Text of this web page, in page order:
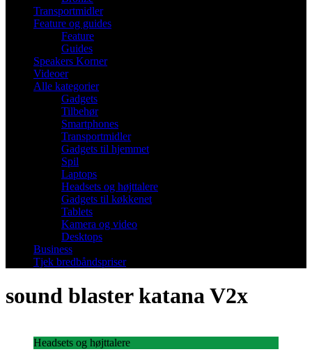
Transportmidler
Feature og guides
Feature
Guides
Speakers Korner
Videoer
Alle kategorier
Gadgets
Tilbehør
Smartphones
Transportmidler
Gadgets til hjemmet
Spil
Laptops
Headsets og højttalere
Gadgets til køkkenet
Tablets
Kamera og video
Desktops
Business
Tjek bredbåndspriser
sound blaster katana V2x
Headsets og højttalere